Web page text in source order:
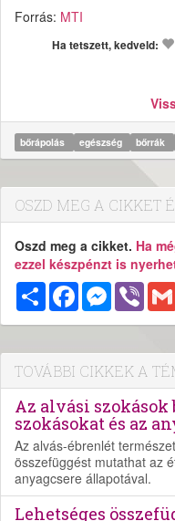
Forrás: MTI
Ha tetszett, kedveld:
bőrápolás egészség bőrrák
OSZD MEG A CIKKET
Oszd meg a cikket. Ha
ezzel készpénzt is
MegosztásFacebookMessenger
Viber
TOVÁBBI CIKKEK A
Az alvási
szokásokat és az
Az alvás-ébrenlét
összefüggést mutathat az
anyagcsere állapotával.
Lehetséges